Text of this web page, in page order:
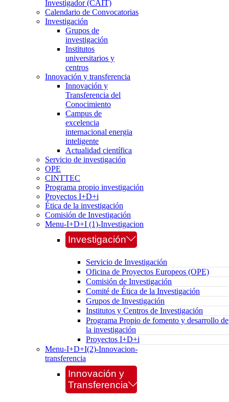
Investigador (CAIT)
Calendario de Convocatorias
Investigación
Grupos de
investigación
Institutos
universitarios y
centros
Innovación y transferencia
Innovación y
Transferencia del
Conocimiento
Campus de
excelencia
internacional energia
inteligente
Actualidad científica
Servicio de investigación
OPE
CINTTEC
Programa propio investigación
Proyectos I+D+i
Ética de la investigación
Comisión de Investigación
Menu-I+D+I (1)-Investigacion
Investigación
Servicio de Investigación
Oficina de Proyectos Europeos (OPE)
Comisión de Investigación
Comité de Ética de la Investigación
Grupos de Investigación
Institutos y Centros de Investigación
Programa Propio de fomento y desarrollo de
la investigación
Proyectos I+D+i
Menu-I+D+I(2)-Innovacion-
transferencia
Innovación y
Transferencia